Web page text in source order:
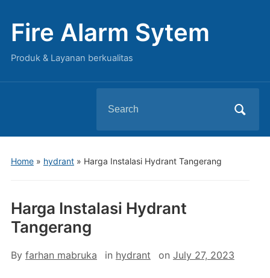
Fire Alarm Sytem
Produk & Layanan berkualitas
for:
Home» hydrant» Harga Instalasi Hydrant Tangerang
Harga Instalasi Hydrant
Tangerang
By farhan mabruka in hydrant on July 27, 2023